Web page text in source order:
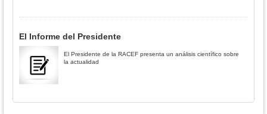
El Informe del Presidente
El Presidente de la RACEF presenta un análisis científico sobre
la actualidad